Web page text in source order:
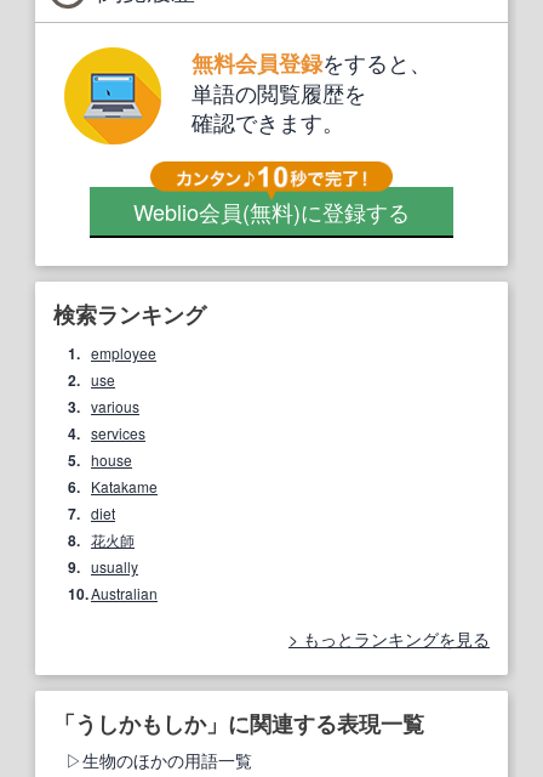
無料会員登録をすると、
単語の閲覧履歴を
確認できます。
Weblio会員(無料)に登録する
検索ランキング
1. employee
2. use
3. various
4. services
5. house
6. Katakame
7. diet
8. 花火師
9. usually
10.Australian
もっとランキングを見る
「うしかもしか」に関連する表現一覧
生物のほかの用語一覧